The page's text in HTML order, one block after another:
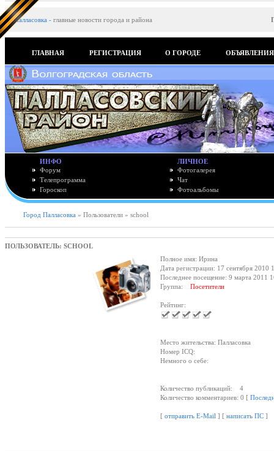
Палласовка - главные новости города и района
ГЛАВНАЯ РЕГИСТРАЦИЯ О ГОРОДЕ ОБЪЯВЛЕНИЯ
ИНФО
Форум
Телепрограмма
Гороскоп
ЛИЧНОЕ
Фотогалерея
Чат
Фотоальбомы
Город Палласовка » Пользователи » school
ПОЛЬЗОВАТЕЛЬ: SCHOOL
Полное имя: Ирина
Дата регистрации: 17 сентября 2010
Последнее посещение: 9 марта 2011
Группа:Посетители
Рейтинг:
Место жительства: Палласовка
Номер ICQ:
Немного о себе:
Количество публикаций: 4
Количество комментариев: 0 [
[отправить E-Mail ] [написать ПС ]